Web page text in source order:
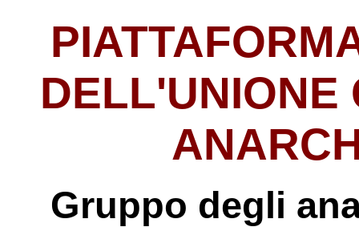
DELL'UNIONE
Gruppo degli